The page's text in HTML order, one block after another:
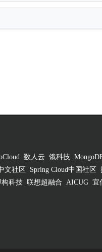
数人云 饿科技
文社区 Spring Cloud中国社区
构科技 联想超融合 AICUG 宜